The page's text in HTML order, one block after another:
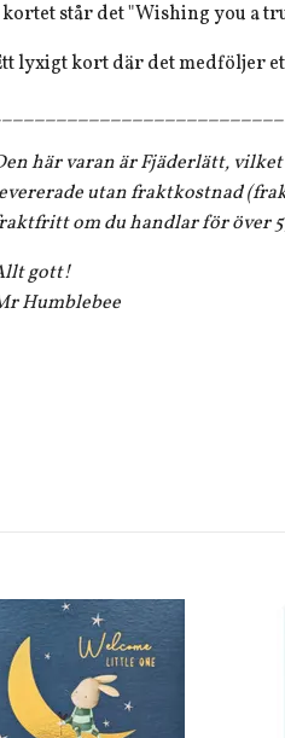
står det "Wishing you a
lyxigt kort där det medföljer
här varan är Fjäderlätt,
utan fraktkostnad
om du handlar för över
gott!
Humblebee